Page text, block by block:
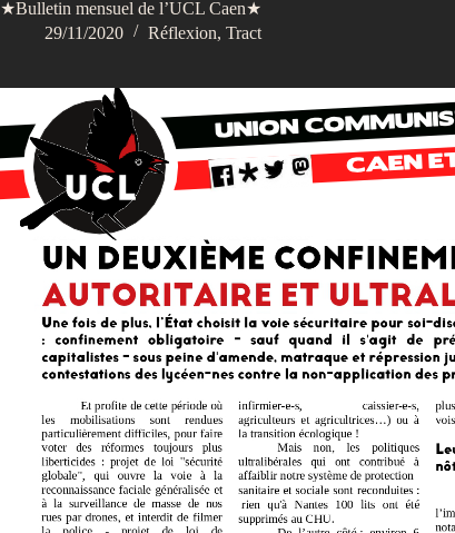
★Bulletin mensuel de l’UCL Caen★
29/11/2020
Réflexion, Tract